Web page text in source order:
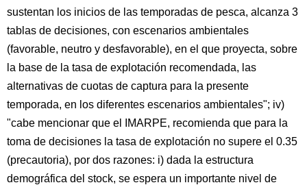
sustentan los inicios de las temporadas de pesca, alcanza 3
tablas de decisiones, con escenarios ambientales
(favorable, neutro y desfavorable), en el que proyecta, sobre
la base de la tasa de explotación recomendada, las
alternativas de cuotas de captura para la presente
temporada, en los diferentes escenarios ambientales"; iv)
"cabe mencionar que el IMARPE, recomienda que para la
toma de decisiones la tasa de explotación no supere el 0.35
(precautoria), por dos razones: i) dada la estructura
demográfica del stock, se espera un importante nivel de